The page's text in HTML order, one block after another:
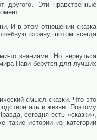
другого. Эти нравственные
И в этом отношении сказка
страну, потом всегда
то знаниями. Но вернуться
Нави берутся для лучших
смысл сказки. Что это
в жизни. Поэтому
сегодня есть «сказки»,
истории из категории